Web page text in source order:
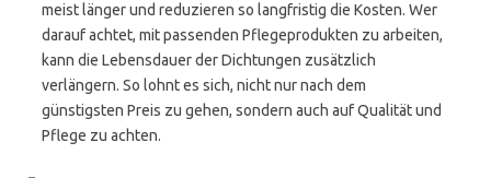
meist länger und reduzieren so langfristig die Kosten. Wer
darauf achtet, mit passenden Pflegeprodukten zu arbeiten,
kann die Lebensdauer der Dichtungen zusätzlich
verlängern. So lohnt es sich, nicht nur nach dem
günstigsten Preis zu gehen, sondern auch auf Qualität und
Pflege zu achten.